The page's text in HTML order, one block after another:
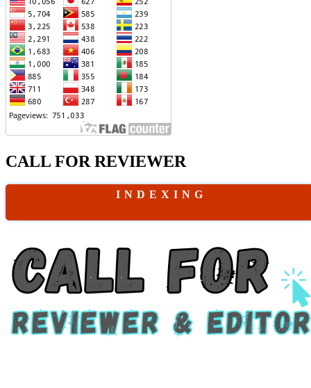
CALL FOR REVIEWER
I N D E X I N G